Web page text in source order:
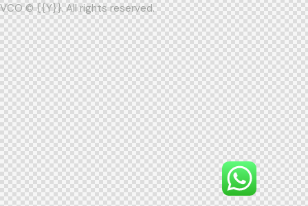
VCO© {{Y}}. All rights reserved.